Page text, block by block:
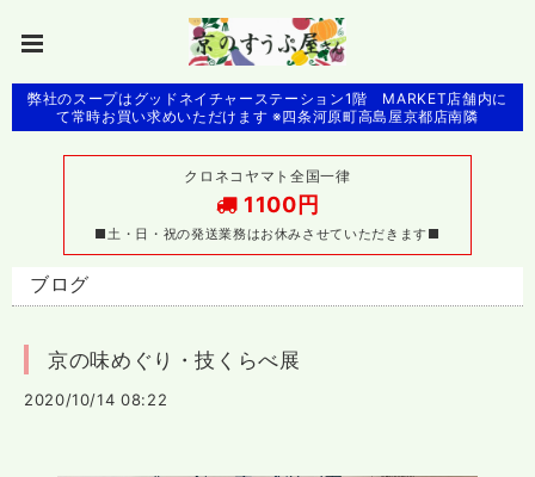
弊社のスープはグッドネイチャーステーション1階 MARKET店舗内に
て常時お買い求めいただけます ※四条河原町高島屋京都店南隣
クロネコヤマト全国一律
1100円
■土・日・祝の発送業務はお休みさせていただきます■
ブログ
京の味めぐり・技くらべ展
2020/10/14 08:22